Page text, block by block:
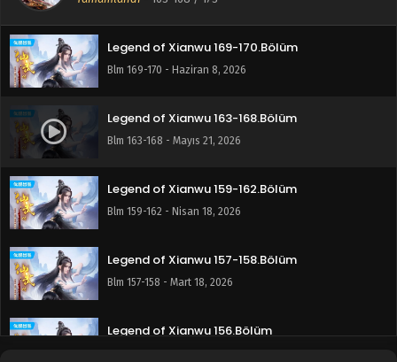
Legend of Xianwu 169-170.Bölüm
Blm 169-170 - Haziran 8, 2026
Legend of Xianwu 163-168.Bölüm
Blm 163-168 - Mayıs 21, 2026
Legend of Xianwu 159-162.Bölüm
Blm 159-162 - Nisan 18, 2026
Legend of Xianwu 157-158.Bölüm
Blm 157-158 - Mart 18, 2026
Legend of Xianwu 156.Bölüm